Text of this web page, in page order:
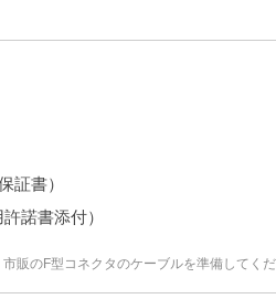
証書）
諾書添付）
販のF型コネクタのケーブルを準備してく